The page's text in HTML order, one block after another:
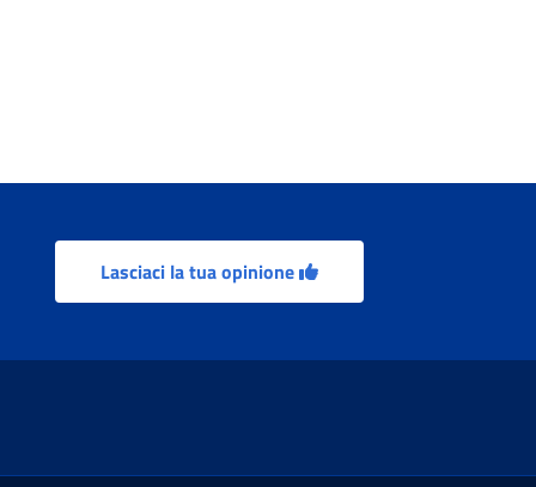
VMC)
Lasciaci la tua opinione